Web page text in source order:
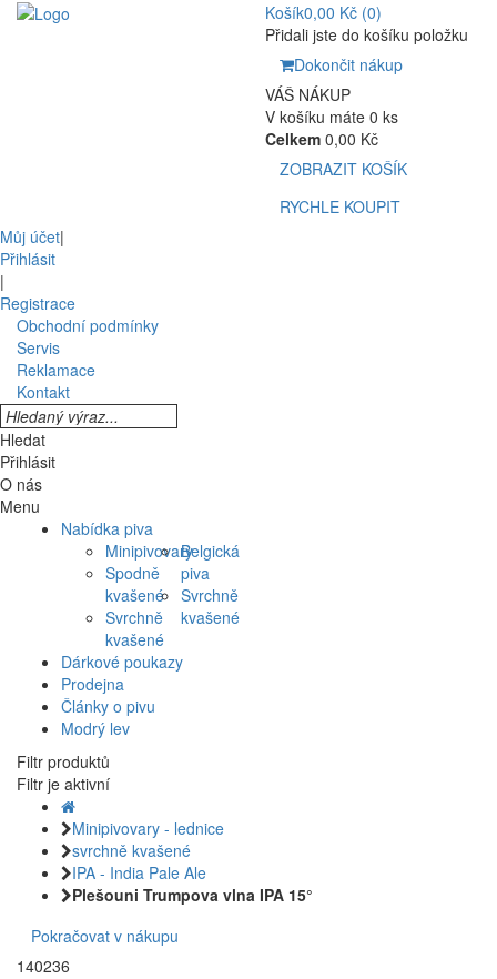
Košík0,00 Kč (0)
Přidali jste do košíku položku
Dokončit nákup
VÁŠ NÁKUP
V košíku máte 0 ks
Celkem 0,00 Kč
ZOBRAZIT KOŠÍK
RYCHLE KOUPIT
Můj účet|
Přihlásit
|
Registrace
Obchodní podmínky
Servis
Reklamace
Kontakt
Hledat
Přihlásit
O nás
Menu
Nabídka piva
Minipivovary
Spodně
kvašené
Svrchně
kvašené
Belgická
piva
Svrchně
kvašené
Dárkové poukazy
Prodejna
Články o pivu
Modrý lev
Filtr produktů
Filtr je aktivní
Minipivovary - lednice
svrchně kvašené
IPA - India Pale Ale
Plešouni Trumpova vlna IPA 15°
Pokračovat v nákupu
140236